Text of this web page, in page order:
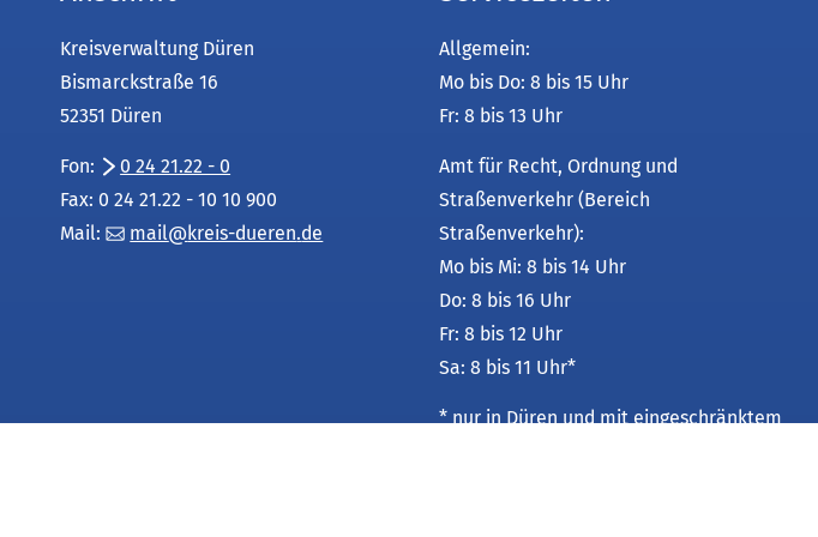
Kreisverwaltung Düren
Bismarckstraße 16
52351 Düren
Fon:
0 24 21.22 - 0
Fax: 0 24 21.22 - 10 10 900
Mail:
mail kreis-dueren de
Allgemein:
Mo bis Do: 8 bis 15 Uhr
Fr: 8 bis 13 Uhr
Amt für Recht, Ordnung und
Straßenverkehr (Bereich
Straßenverkehr):
Mo bis Mi: 8 bis 14 Uhr
Do: 8 bis 16 Uhr
Fr: 8 bis 12 Uhr
Sa: 8 bis 11 Uhr*
* nur in Düren und mit eingeschränktem